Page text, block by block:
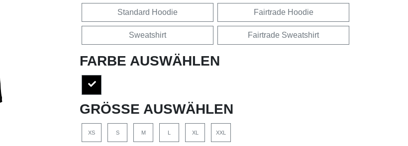
Standard Hoodie Fairtrade Hoodie
Sweatshirt Fairtrade Sweatshirt
FARBE AUSWÄHLEN
GRÖSSE AUSWÄHLEN
XS S M L XL XXL